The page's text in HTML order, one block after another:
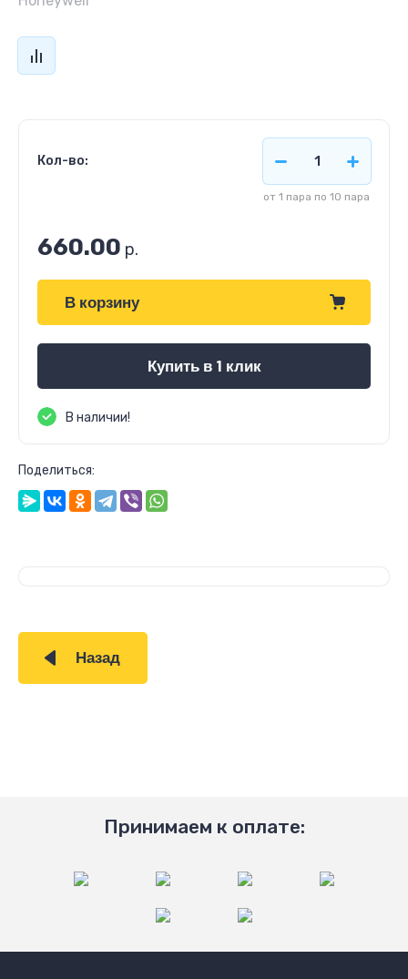
Кол-во:
от 1 пара по 10 пара
660.00 р.
В корзину
Купить в 1 клик
В наличии!
Поделиться:
Назад
Принимаем к оплате: